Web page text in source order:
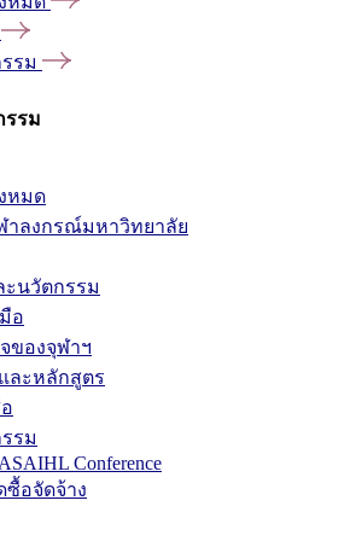
รม
รรม
หมด
าลงกรณ์มหาวิทยาลัย
ะนวัตกรรม
อ
ของจุฬาฯ
ละหลักสูตร
รม
Conference
ซื้อจัดจ้าง